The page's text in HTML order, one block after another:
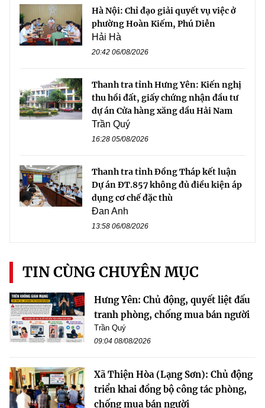
Hà Nội: Chỉ đạo giải quyết vụ việc ở
phường Hoàn Kiếm, Phú Diễn
Hải Hà
20:42 06/08/2026
Thanh tra tỉnh Hưng Yên: Kiến nghị
thu hồi đất, giấy chứng nhận đầu tư
dự án Cửa hàng xăng dầu Hải Nam
Trần Quý
16:28 05/08/2026
Thanh tra tỉnh Đồng Tháp kết luận
Dự án ĐT.857 không đủ điều kiện áp
dụng cơ chế đặc thù
Đan Anh
13:58 06/08/2026
TIN CÙNG CHUYÊN MỤC
Hưng Yên: Chủ động, quyết liệt đấu
tranh phòng, chống mua bán người
Trần Quý
09:04 08/08/2026
Xã Thiện Hòa (Lạng Sơn): Chủ động
triển khai đồng bộ công tác phòng,
chống mua bán người